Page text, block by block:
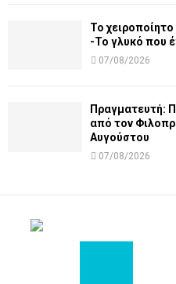
Το
-Το γλυκό που
07/08/2026
Πραγματευτή:
από τον
Αυγούστου
07/08/2026